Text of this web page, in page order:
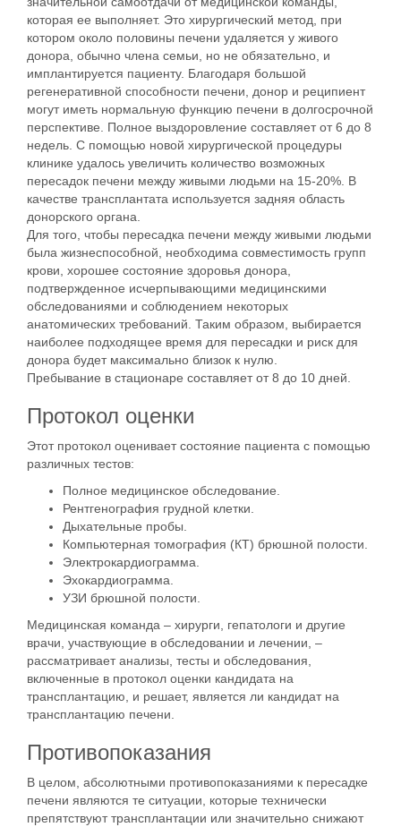
которая ее выполняет. Это хирургический метод, при
котором около половины печени удаляется у живого
донора, обычно члена семьи, но не обязательно, и
имплантируется пациенту. Благодаря большой
регенеративной способности печени, донор и реципиент
могут иметь нормальную функцию печени в долгосрочной
перспективе. Полное выздоровление составляет от 6 до 8
недель. С помощью новой хирургической процедуры
клинике удалось увеличить количество возможных
пересадок печени между живыми людьми на 15-20%. В
качестве трансплантата используется задняя область
донорского органа.
Для того, чтобы пересадка печени между живыми людьми
была жизнеспособной, необходима совместимость групп
крови, хорошее состояние здоровья донора,
подтвержденное исчерпывающими медицинскими
обследованиями и соблюдением некоторых
анатомических требований. Таким образом, выбирается
наиболее подходящее время для пересадки и риск для
донора будет максимально близок к нулю.
Пребывание в стационаре составляет от 8 до 10 дней.
Протокол оценки
Этот протокол оценивает состояние пациента с помощью
различных тестов:
Полное медицинское обследование.
Рентгенография грудной клетки.
Дыхательные пробы.
Компьютерная томография (КТ) брюшной полости.
Электрокардиограмма.
Эхокардиограмма.
УЗИ брюшной полости.
Медицинская команда – хирурги, гепатологи и другие
врачи, участвующие в обследовании и лечении, –
рассматривает анализы, тесты и обследования,
включенные в протокол оценки кандидата на
трансплантацию, и решает, является ли кандидат на
трансплантацию печени.
Противопоказания
В целом, абсолютными противопоказаниями к пересадке
печени являются те ситуации, которые технически
препятствуют трансплантации или значительно снижают